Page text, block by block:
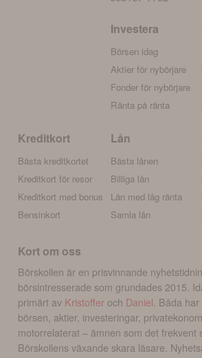
Investera
Börsen idag
Aktier för nybörjare
Fonder för nybörjare
Ränta på ränta
Kreditkort
Bästa kreditkortet
Kreditkort för resor
Kreditkort med bonus
Bensinkort
Lån
Bästa lånen
Billiga lån
Lån med låg ränta
Samla lån
Kort om oss
Börskollen är en prisvinnande
börsintresserade som grundades 2015.
primärt av Kristoffer och Daniel . Båda
börsen, aktier, investeringar,
motorrelaterat – ämnen som det frekvent
Börskollens växande skara läsare.